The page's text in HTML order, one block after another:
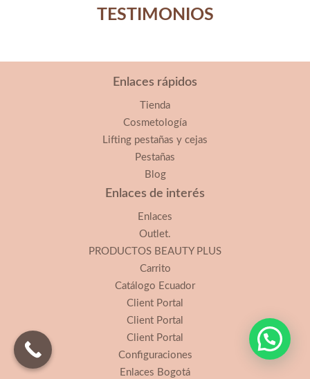
TESTIMONIOS
Enlaces rápidos
Tienda
Cosmetología
Lifting pestañas y cejas
Pestañas
Blog
Enlaces de interés
Enlaces
Outlet.
PRODUCTOS BEAUTY PLUS
Carrito
Catálogo Ecuador
Client Portal
Client Portal
Client Portal
Configuraciones
Enlaces Bogotá